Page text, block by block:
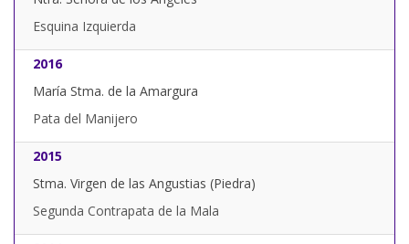
Esquina Izquierda
2016
María Stma. de la Amargura
Pata del Manijero
2015
Stma. Virgen de las Angustias (Piedra)
Segunda Contrapata de la Mala